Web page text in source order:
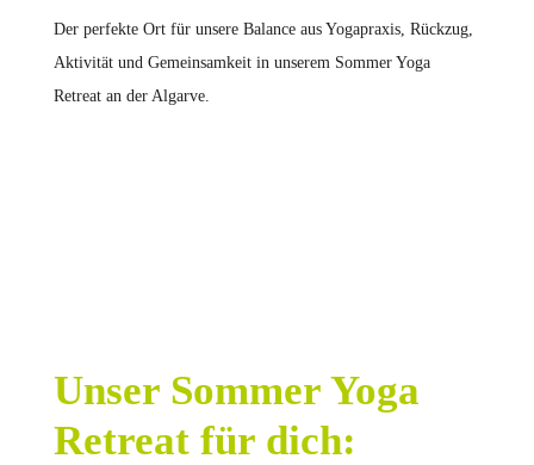
Der perfekte Ort für unsere Balance aus Yogapraxis, Rückzug,
Aktivität und Gemeinsamkeit in unserem Sommer Yoga
Retreat an der Algarve.
Unser Sommer Yoga
Retreat für dich: